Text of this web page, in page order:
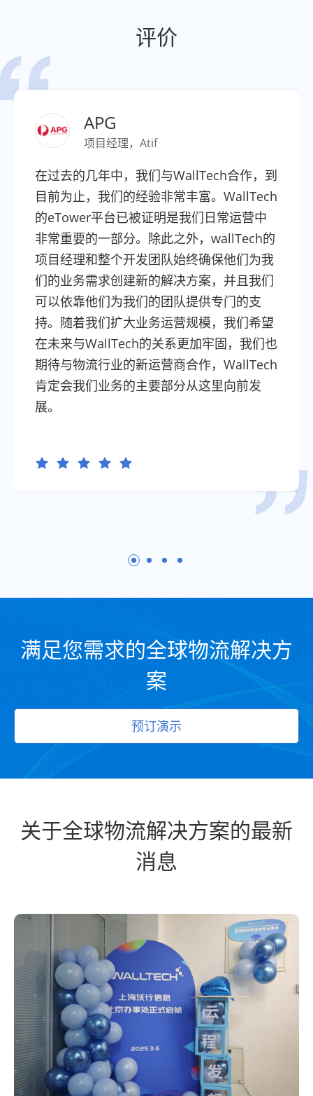
评价

APG
项目经理，Atif
在过去的几年中，我们与WallTech合作，到
目前为止，我们的经验非常丰富。WallTech
的eTower平台已被证明是我们日常运营中
非常重要的一部分。除此之外，wallTech的
项目经理和整个开发团队始终确保他们为我
们的业务需求创建新的解决方案，并且我们
可以依靠他们为我们的团队提供专门的支
持。随着我们扩大业务运营规模，我们希望
在未来与WallTech的关系更加牢固，我们也
期待与物流行业的新运营商合作，WallTech
肯定会我们业务的主要部分从这里向前发
展。
    
满足您需求的全球物流解决方
案
预订演示
关于全球物流解决方案的最新
消息